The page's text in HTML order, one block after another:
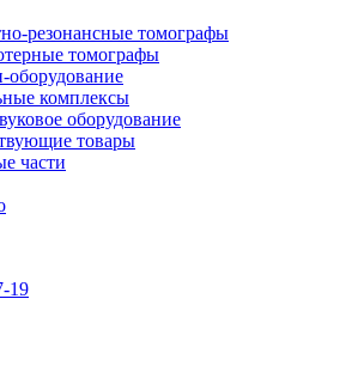
резонансные томографы
томографы
оборудование
комплексы
оборудование
товары
части
19